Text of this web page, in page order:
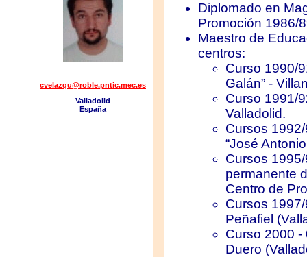
cvelazqu@roble.pntic.mec.es
Valladolid
España
Diplomado en
Promoción 1986/
Maestro de
centros:
Curso 1990/
Galán” -
Curso 1991/
Valladolid.
Cursos
“José
Cursos
permanente
Centro de
Cursos
Peñafiel
Curso 2000 -
Duero